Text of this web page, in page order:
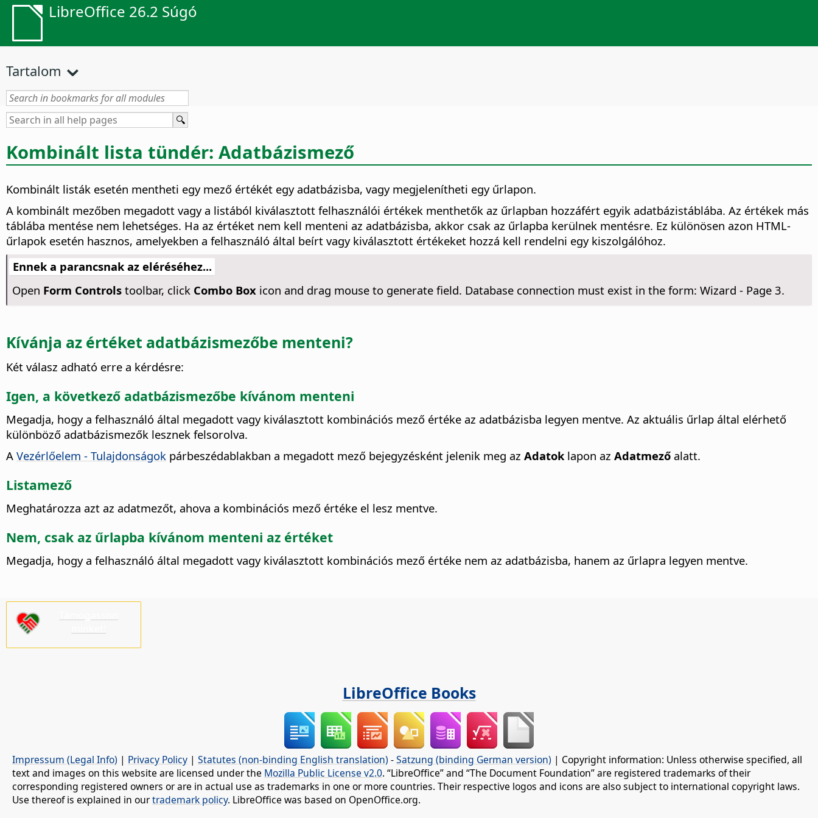
LibreOffice 26.2 Súgó
Tartalom
Kombinált lista tündér: Adatbázismező
Kombinált listák esetén mentheti egy mező értékét egy adatbázisba, vagy megjelenítheti egy űrlapon.
A kombinált mezőben megadott vagy a listából kiválasztott felhasználói értékek menthetők az űrlapban hozzáfért egyik adatbázistáblába. Az értékek más
táblába mentése nem lehetséges. Ha az értéket nem kell menteni az adatbázisba, akkor csak az űrlapba kerülnek mentésre. Ez különösen azon HTML-
űrlapok esetén hasznos, amelyekben a felhasználó által beírt vagy kiválasztott értékeket hozzá kell rendelni egy kiszolgálóhoz.
Ennek a parancsnak az eléréséhez...
Open Form Controlstoolbar, click Combo Boxicon and drag mouse to generate field. Database connection must exist in the form: Wizard - Page 3.
Kívánja az értéket adatbázismezőbe menteni?
Két válasz adható erre a kérdésre:
Igen, a következő adatbázismezőbe kívánom menteni
Megadja, hogy a felhasználó által megadott vagy kiválasztott kombinációs mező értéke az adatbázisba legyen mentve. Az aktuális űrlap által elérhető
különböző adatbázismezők lesznek felsorolva.
A Vezérlőelem - Tulajdonságok párbeszédablakban a megadott mező bejegyzésként jelenik meg az Adatok lapon az Adatmező alatt.
Listamező
Meghatározza azt az adatmezőt, ahova a kombinációs mező értéke el lesz mentve.
Nem, csak az űrlapba kívánom menteni az értéket
Megadja, hogy a felhasználó által megadott vagy kiválasztott kombinációs mező értéke nem az adatbázisba, hanem az űrlapra legyen mentve.
LibreOffice Books
Impressum (Legal Info) | Privacy Policy | Statutes (non-binding English translation) -Satzung (binding German version) | Copyright information: Unless otherwise specified, all
text and images on this website are licensed under the Mozilla Public License v2.0. “LibreOffice” and “The Document Foundation” are registered trademarks of their
corresponding registered owners or are in actual use as trademarks in one or more countries. Their respective logos and icons are also subject to international copyright laws.
Use thereof is explained in ourtrademark policy. LibreOffice was based on OpenOffice.org.